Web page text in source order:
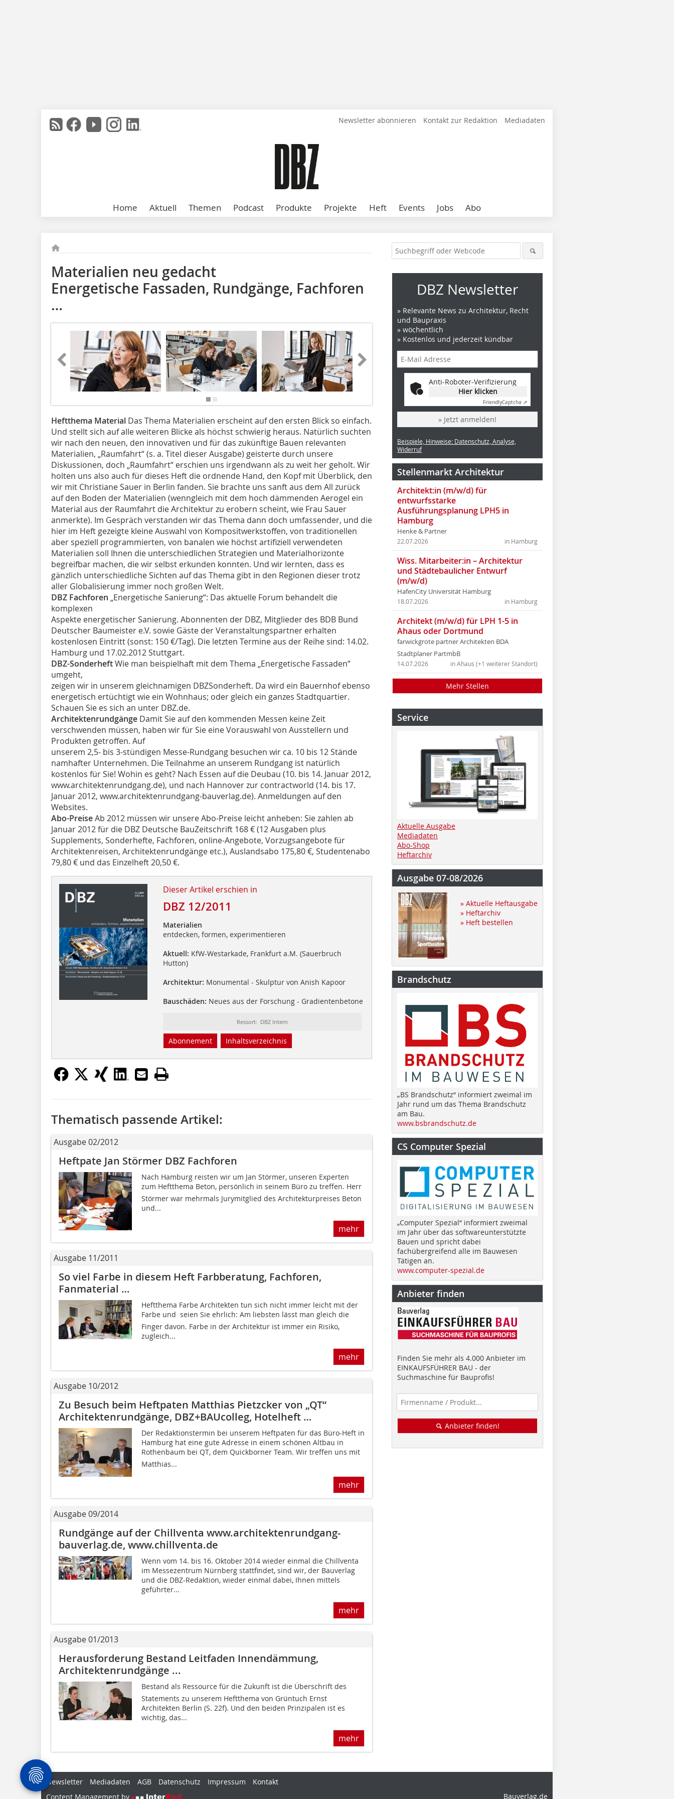
Newsletter abonnieren Kontakt zur Redaktion Mediadaten
Home Aktuell Themen Podcast Produkte Projekte Heft Events Jobs Abo
Materialien neu gedacht
Energetische Fassaden, Rundgänge, Fachforen
…
Heftthema Material Das Thema Materialien erscheint auf den ersten Blick so einfach.
Und stellt sich auf alle weiteren Blicke als höchst schwierig heraus. Natürlich suchten
wir nach den neuen, den innovativen und für das zukünftige Bauen relevanten
Materialien, „Raumfahrt“ (s. a. Titel dieser Ausgabe) geisterte durch unsere
Diskussionen, doch „Raumfahrt“ erschien uns irgendwann als zu weit her geholt. Wir
holten uns also auch für dieses Heft die ordnende Hand, den Kopf mit Überblick, den
wir mit Christiane Sauer in Berlin fanden. Sie brachte uns sanft aus dem All zurück
auf den Boden der Materialien (wenngleich mit dem hoch dämmen­den Aerogel ein
Material aus der Raumfahrt die Architektur zu erobern scheint, wie Frau Sauer
anmerkte). Im Gespräch verstanden wir das Thema dann doch umfassender, und die
hier im Heft gezeigte kleine Auswahl von Kompositwerkstoffen, von traditionellen
aber speziell programmierten, von banalen wie höchst artifiziell verwendeten
Materialien soll Ihnen die unterschiedlichen Strategien und Materialhorizonte
begreifbar machen, die wir selbst erkunden konnten. Und wir lernten, dass es
gänzlich unterschiedliche Sichten auf das Thema gibt in den Regionen dieser trotz
aller Globalisierung immer noch großen Welt.
DBZ Fachforen „Energetische Sanierung“: Das aktuelle Forum behandelt die
komplexen
Aspekte energetischer Sanierung. Abonnenten der DBZ, Mitglieder des BDB Bund
Deutscher Baumeister e.V. sowie Gäste der Veranstaltungspartner erhalten
kostenlosen Eintritt (sonst: 150 €/Tag). Die letzten Termine aus der Reihe sind: 14.02.
Hamburg und 17.02.2012 Stuttgart.
DBZ-SonderheftWie man beispielhaft mit dem Thema „Energetische Fassaden“
umgeht,
zeigen wir in unserem gleichnamigen DBZSonderheft. Da wird ein Bauernhof ebenso
ener­getisch ertüchtigt wie ein Wohnhaus; oder gleich ein ganzes Stadtquartier.
Schauen Sie es sich an unter DBZ.de.
Architektenrundgänge Damit Sie auf den kommenden Messen keine Zeit
verschwenden müssen, haben wir für Sie eine Vorauswahl von Ausstellern und
Produkten getroffen. Auf
unserem 2,5- bis 3-stündigen Messe-Rundgang besuchen wir ca. 10 bis 12 Stände
namhafter Unternehmen. Die Teilnahme an unserem Rundgang ist natürlich
kostenlos für Sie! Wohin es geht? Nach Essen auf die Deubau (10. bis 14. Januar 2012,
www.architektenrundgang.de), und nach Hannover zur contractworld (14. bis 17.
Januar 2012, www.architektenrundgang-bauverlag.de). Anmeldungen auf den
Websites.
Abo-PreiseAb 2012 müssen wir unsere Abo-Preise leicht anheben: Sie zahlen ab
Januar 2012 für die DBZ Deutsche BauZeitschrift 168 € (12 Ausgaben plus
Supplements, Sonderhefte, Fach­foren, online-Angebote, Vorzugsangebote für
Architektenreisen, Architektenrundgänge etc.), Auslandsabo 175,80 €, Studentenabo
79,80 € und das Einzelheft 20,50 €.
Dieser Artikel erschien in
DBZ 12/2011
Materialien
entdecken, formen, experimentieren
Aktuell: KfW-Westarkade, Frankfurt a.M. (Sauerbruch
Hutton)
Architektur: Monumental - Skulptur von Anish Kapoor
Bauschäden: Neues aus der Forschung - Gradientenbetone
Ressort: DBZ Intern
Abonnement Inhaltsverzeichnis
Thematisch passende Artikel:
Ausgabe 02/2012
Heftpate Jan Störmer DBZ Fachforen
Nach Hamburg reisten wir um Jan Störmer, unseren Experten
zum Heftthema Beton, persönlich in seinem Büro zu treffen. Herr
Störmer war mehrmals Jurymitglied des Architekturpreises Beton
und...
mehr
Ausgabe 11/2011
So viel Farbe in diesem Heft Farbberatung, Fachforen,
Fanmaterial …
Heftthema Farbe Architekten tun sich nicht immer leicht mit der
Farbe und  seien Sie ehrlich: Am liebsten lässt man gleich die
Finger davon. Farbe in der Architektur ist immer ein Risiko,
zugleich...
mehr
Ausgabe 10/2012
Zu Besuch beim Heftpaten Matthias Pietzcker von „QT“
Architektenrundgänge, DBZ+BAUcolleg, Hotelheft …
Der Redaktionstermin bei unserem Heftpaten für das Büro-Heft in
Hamburg hat eine gute Adresse in einem schönen Altbau in
Rothenbaum bei QT, dem Quickborner Team. Wir treffen uns mit
Matthias...
mehr
Ausgabe 09/2014
Rundgänge auf der Chillventa www.architektenrundgang-
bauverlag.de, www.chillventa.de
Wenn vom 14. bis 16. Oktober 2014 wieder einmal die Chillventa
im Messezentrum Nürn­berg stattfindet, sind wir, der Bauverlag
und die DBZ-Redaktion, wieder einmal dabei, Ihnen mittels
geführter...
mehr
Ausgabe 01/2013
Herausforderung Bestand Leitfaden Innendämmung,
Architektenrundgänge ...
Bestand als Ressource für die Zukunft ist die Überschrift des
Statements zu unserem Heftthema von Grüntuch Ernst
Architekten Berlin (S. 22f). Und den beiden Prinzipalen ist es
wichtig, das...
mehr
DBZ Newsletter
» Relevante News zu Architektur, Recht
und Baupraxis
» wöchentlich
» Kostenlos und jederzeit kündbar
Anti-Roboter-Verifizierung
Hier klicken
FriendlyCaptcha ⇗
» Jetzt anmelden!
Beispiele, Hinweise: Datenschutz, Analyse,
Widerruf
Stellenmarkt Architektur
Architekt:in (m/w/d) für
entwurfsstarke
Ausführungsplanung LPH5 in
Hamburg
Henke & Partner
in Hamburg
22.07.2026
Wiss. Mitarbeiter:in – Architektur
und Städtebaulicher Entwurf
(m/w/d)
HafenCity Universität Hamburg
in Hamburg
18.07.2026
Architekt (m/w/d) für LPH 1-5 in
Ahaus oder Dortmund
farwickgrote partner Architekten BDA
Stadtplaner PartmbB
in Ahaus (+1 weiterer Standort)
14.07.2026
Mehr Stellen
Service
Aktuelle Ausgabe
Mediadaten
Abo-Shop
Heftarchiv
Ausgabe 07-08/2026
» Aktuelle Heftausgabe
» Heftarchiv
» Heft bestellen
Brandschutz
„BS Brandschutz“ informiert zweimal im
Jahr rund um das Thema Brandschutz
am Bau.
www.bsbrandschutz.de
CS Computer Spezial
„Computer Spezial“ informiert zweimal
im Jahr über das softwareunterstützte
Bauen und spricht dabei
fachübergreifend alle im Bauwesen
Tätigen an.
www.computer-spezial.de
Anbieter finden
Finden Sie mehr als 4.000 Anbieter im
EINKAUFSFÜHRER BAU - der
Suchmaschine für Bauprofis!
Anbieter finden!
Newsletter Mediadaten AGB Datenschutz Impressum
Kontakt
Content Management by
Bauverlag.de